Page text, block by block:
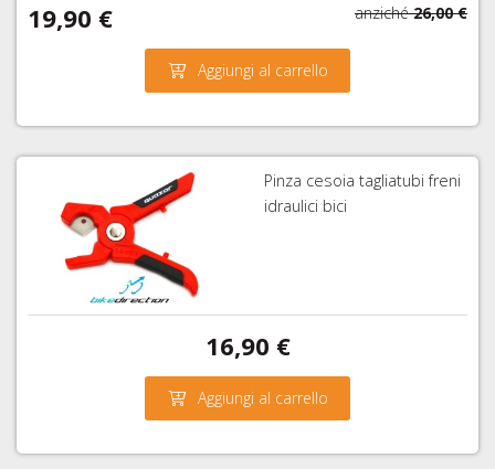
19,90 € anziché 26,00 €
Aggiungi al carrello
Pinza cesoia tagliatubi freni
idraulici bici
16,90 €
Aggiungi al carrello